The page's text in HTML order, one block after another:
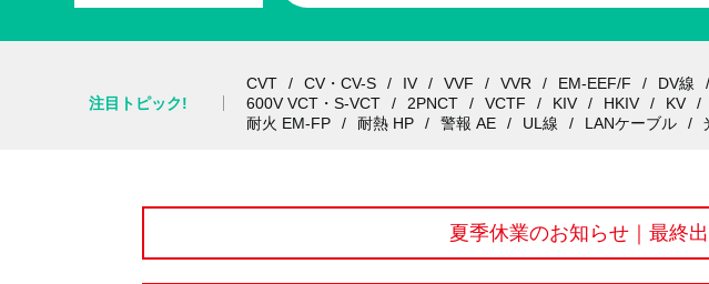
注目トピック!
CVT CV・CV-S IV VVF VVR EM-EEF/F DV線
600V VCT・S-VCT
2PNCT VCTF KIV HKIV KV
耐火 EM-FP
耐熱 HP 警報 AE UL線 LANケーブル
夏季休業のお知らせ｜最終